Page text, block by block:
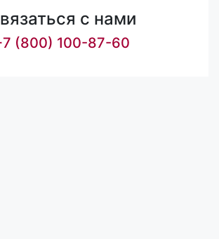
с нами
(800) 100-87-60